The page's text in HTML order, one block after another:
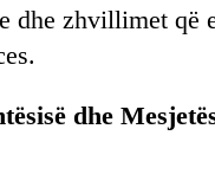
dhe zhvillimet që
dhe